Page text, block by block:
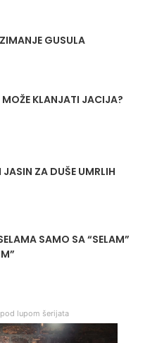
GUSULA
MOŽE KLANJATI JACIJA?
JASIN ZA DUŠE UMRLIH
SAMO SA “SELAM”
lupom šerijata